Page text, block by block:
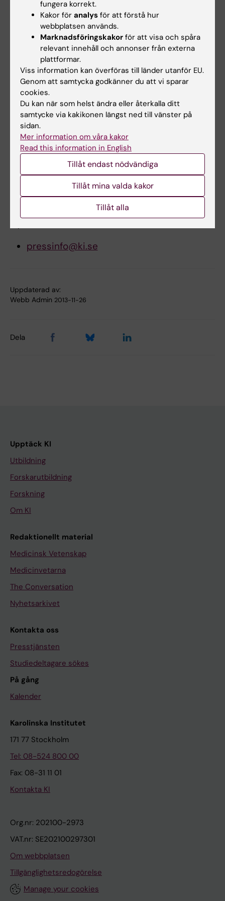
För mer information, kontakta:
Professor Juleen Zierath
Institutionen för Molekylär Medicin och Kirurgi (MMK)
Arbete:
08-524 875 80
Mobil:
070-767 07 46
E-post:
juleen.zierath@ki.se
KIs presstjänst
Tel:
pressinfo@ki.se
Uppdaterad av:
Webb Admin 2013-11-26
Dela
Upptäck KI
Utbildning
Forskarutbildning
Forskning
Om KI
Redaktionellt material
Medicinsk Vetenskap
Medicinvetarna
The Conversation
Nyhetsarkivet
Kontakta oss
Presstjänsten
Studiedeltagare sökes
På gång
Kalender
Karolinska Institutet
171 77 Stockholm
Tel: 08-524 800 00
Fax: 08-31 11 01
Kontakta KI
Org.nr: 202100-2973
VAT.nr: SE202100297301
Om webbplatsen
Tillgänglighetsredogörelse
Manage your cookies
fungera korrekt.
Kakor för analys för att förstå hur
webbplatsen används.
Marknadsföringskakor för att visa och spåra
relevant innehåll och annonser från externa
plattformar.
Viss information kan överföras till länder utanför EU.
Genom att samtycka godkänner du att vi sparar
cookies.
Du kan när som helst ändra eller återkalla ditt
samtycke via kakikonen längst ned till vänster på
sidan.
Mer information om våra kakor
Read this information in English
Tillåt endast nödvändiga
Tillåt mina valda kakor
Tillåt alla